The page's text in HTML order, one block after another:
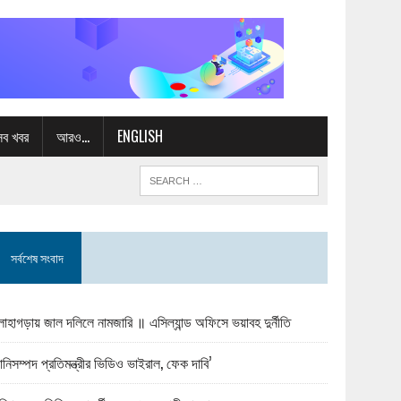
খবর আরও… ENGLISH
সর্বশেষ সংবাদ
জাল দলিলে নামজারি ॥ এসিল্যান্ড অফিসে ভয়াবহ দুর্নীতি
প্রতিমন্ত্রীর ভিডিও ভাইরাল, ফেক দাবি’